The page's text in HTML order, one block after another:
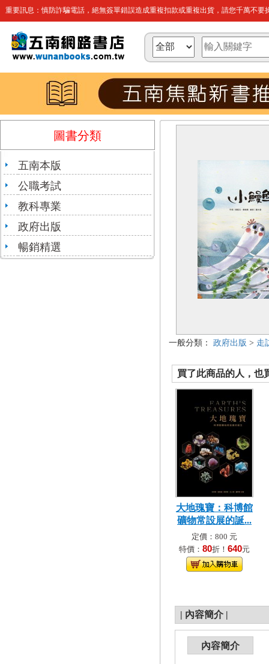
重要訊息：慎防詐騙電話，絕無簽單錯誤造成重複扣款或重複出貨，請您千萬不要
圖書分類
五南本版
公職考試
教科專業
政府出版
暢銷精選
一般分類： 政府出版 > 走
買了此商品的人，也
大地瑰寶：科博館
礦物常設展的誕...
定價：800 元
特價： 80折！ 640元
| 內容簡介 |
內容簡介